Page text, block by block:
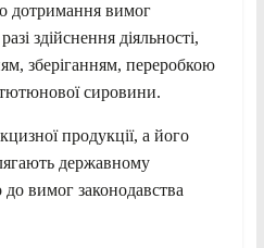
дотримання вимог
здійснення діяльності,
зберіганням, переробкою
сировини.
продукції, а його
державному
вимог законодавства